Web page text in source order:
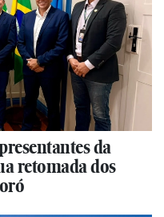
da
retomada dos